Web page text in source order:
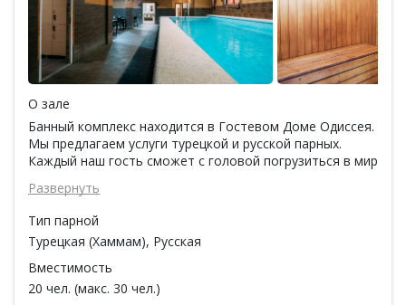
О зале
Банный комплекс находится в Гостевом Доме Одиссея.
Мы предлагаем услуги турецкой и русской парных.
Каждый наш гость сможет с головой погрузиться в мир
парными процедурами.
Часы работы: Ежедневно с 09-00 до 21-00
Развернуть
Тип парной
Турецкая (Хаммам), Русская
Вместимость
20 чел. (макс. 30 чел.)